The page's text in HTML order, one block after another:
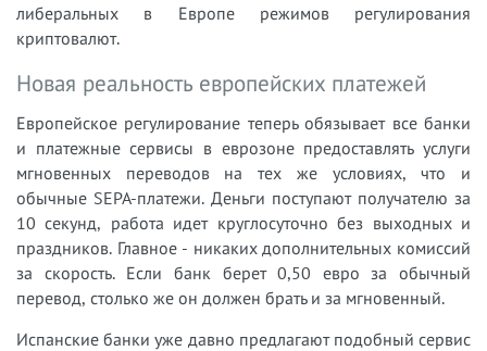
либеральных в Европе режимов регулирования
криптовалют.
Новая реальность европейских платежей
Европейское регулирование теперь обязывает все банки
и платежные сервисы в еврозоне предоставлять услуги
мгновенных переводов на тех же условиях, что и
обычные SEPA-платежи. Деньги поступают получателю за
10 секунд, работа идет круглосуточно без выходных и
праздников. Главное - никаких дополнительных комиссий
за скорость. Если банк берет 0,50 евро за обычный
перевод, столько же он должен брать и за мгновенный.
Испанские банки уже давно предлагают подобный сервис